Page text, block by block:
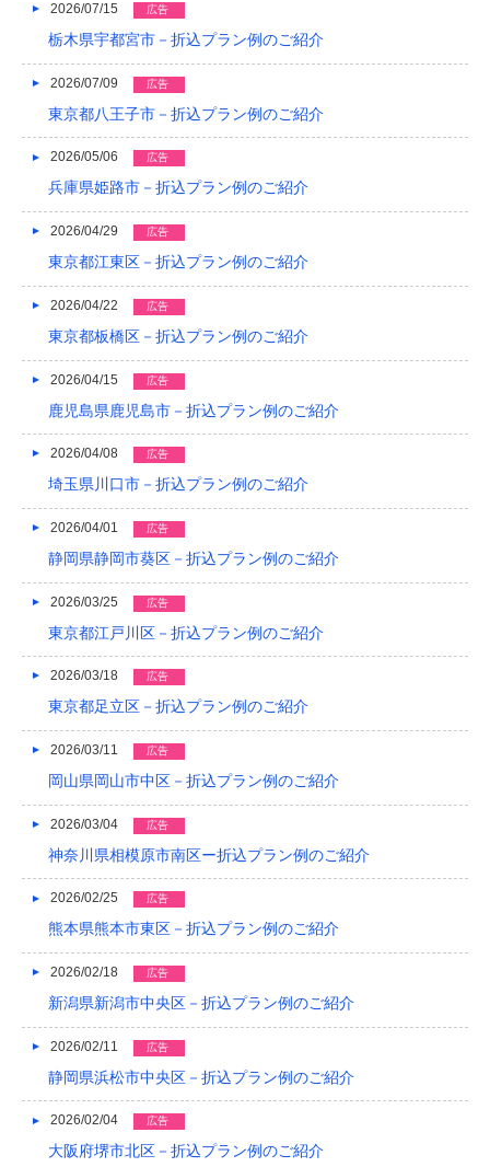
2022/08
2022/06
2022/05
2022/04
2022/03
2021/12
2021/11
2021/10
2021/09
2021/08
2021/07
2021/05
2021/04
2020/12
2020/08
2020/04
2019/12
2019/08
2019/07
2019/06
2019/05
2026/07/15 広告
栃木県宇都宮市－折込プラン例のご紹介
2026/07/09 広告
東京都八王子市－折込プラン例のご紹介
2026/05/06 広告
兵庫県姫路市－折込プラン例のご紹介
2026/04/29 広告
東京都江東区－折込プラン例のご紹介
2026/04/22 広告
東京都板橋区－折込プラン例のご紹介
2026/04/15 広告
鹿児島県鹿児島市－折込プラン例のご紹介
2026/04/08 広告
埼玉県川口市－折込プラン例のご紹介
2026/04/01 広告
静岡県静岡市葵区－折込プラン例のご紹介
2026/03/25 広告
東京都江戸川区－折込プラン例のご紹介
2026/03/18 広告
東京都足立区－折込プラン例のご紹介
2026/03/11 広告
岡山県岡山市中区－折込プラン例のご紹介
2026/03/04 広告
神奈川県相模原市南区ー折込プラン例のご紹介
2026/02/25 広告
熊本県熊本市東区－折込プラン例のご紹介
2026/02/18 広告
新潟県新潟市中央区－折込プラン例のご紹介
2026/02/11 広告
静岡県浜松市中央区－折込プラン例のご紹介
2026/02/04 広告
大阪府堺市北区－折込プラン例のご紹介